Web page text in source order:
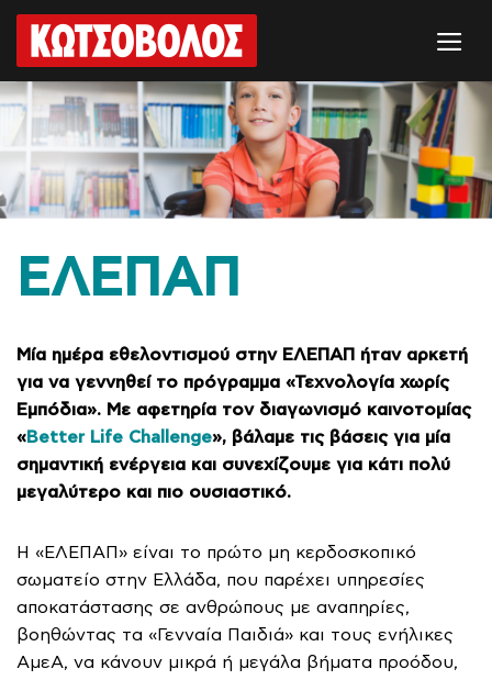
Μετάβαση
περιεχόμενο
ΕΛΕΠΑΠ
Μία ημέρα εθελοντισμού στην ΕΛΕΠΑΠ ήταν αρκετή
για να γεννηθεί το πρόγραμμα «Τεχνολογία χωρίς
Εμπόδια». Με αφετηρία τον διαγωνισμό καινοτομίας
«Better Life Challenge», βάλαμε τις βάσεις για μία
σημαντική ενέργεια και συνεχίζουμε για κάτι πολύ
μεγαλύτερο και πιο ουσιαστικό.
Η «ΕΛΕΠΑΠ» είναι το πρώτο μη κερδοσκοπικό
σωματείο στην Ελλάδα, που παρέχει υπηρεσίες
αποκατάστασης σε ανθρώπους με αναπηρίες,
βοηθώντας τα «Γενναία Παιδιά» και τους ενήλικες
ΑμεΑ, να κάνουν μικρά ή μεγάλα βήματα προόδου,